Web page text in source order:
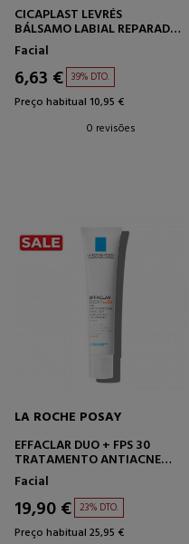
CICAPLAST LEVRÉS
BÁLSAMO LABIAL REPARADOR
DE BARREIRA
Facial
6,63 € 39% DTO.
Preço habitual 10,95 €
0 revisões
LA ROCHE POSAY
EFFACLAR DUO + FPS 30
TRATAMENTO ANTIACNE
PARA PELE OLEOSA
Facial
19,90 € 23% DTO.
Preço habitual 25,95 €